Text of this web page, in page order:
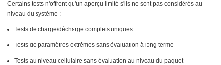
Certains tests n'offrent qu'un aperçu limité s'ils ne sont pas considérés au
niveau du système :
Tests de charge/décharge complets uniques
Tests de paramètres extrêmes sans évaluation à long terme
Tests au niveau cellulaire sans évaluation au niveau du paquet